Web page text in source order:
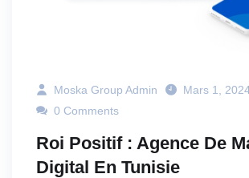
Moska Group Admin
Mars 1,
0 Comments
Roi Positif : Agence De
Digital En Tunisie